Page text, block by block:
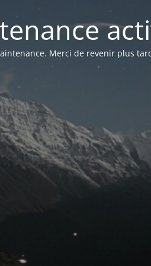
Merci de revenir plus